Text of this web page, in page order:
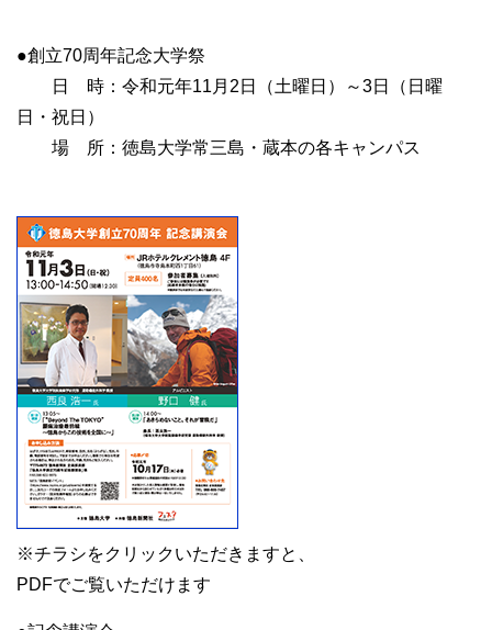
●創立70周年記念大学祭
日 時：令和元年11月2日（土曜日）～3日（日曜
日・祝日）
場 所：徳島大学常三島・蔵本の各キャンパス
※チラシをクリックいただきますと、
PDFでご覧いただけます